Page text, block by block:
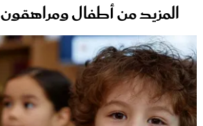
المزيد من أطفال ومراهقون